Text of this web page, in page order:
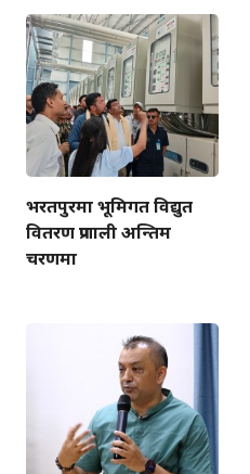
भरतपुरमा भूमिगत विद्युत
वितरण प्रणाली अन्तिम
चरणमा